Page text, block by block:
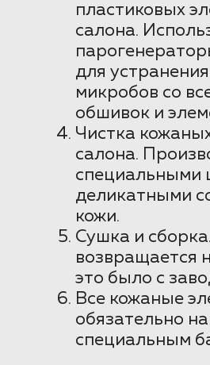
пластиковых
салона.
для
микробов со
обшивок и
Чистка
салона.
специальными
деликатными
кожи.
Сушка и
возвращается
это было с
Все кожаные
обязательно
специальным